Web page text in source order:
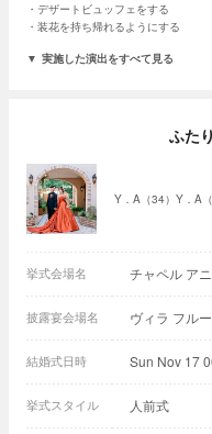
デザートビュッフェをする
装花を持ち帰れるようにする
実施した演出をすべて見る
ふた
Y．A（34）Y．A
挙式会場名 チャペル ア
披露宴会場名 ヴィラ フル
結婚式日時 Sun Nov 17
挙式スタイル 人前式